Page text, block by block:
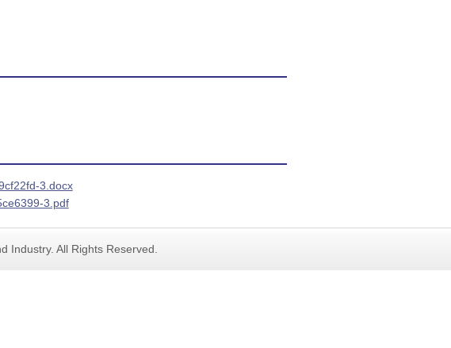
3.docx
3.pdf
Industry. All Rights Reserved.